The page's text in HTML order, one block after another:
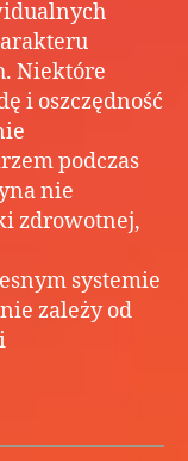
Niektóre
i oszczędność
podczas
nie
zdrowotnej,
systemie
zależy od